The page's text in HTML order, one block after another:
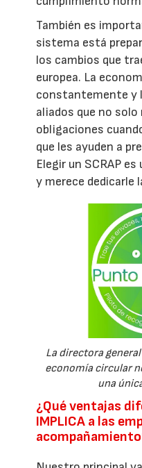
También es
sistema está
los cambios que
europea. La
constantemente y
aliados que no solo
obligaciones
que les ayuden a
Elegir un SCRAP
y merece dedicarle
La directora general
economía circular
una
¿Qué ventajas
IMPLICA a las